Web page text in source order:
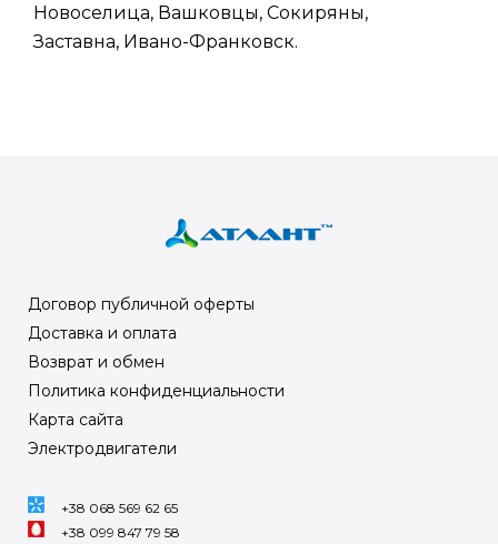
Новоселица, Вашковцы, Сокиряны,
Заставна, Ивано-Франковск.
Договор публичной оферты
Доставка и оплата
Возврат и обмен
Политика конфиденциальности
Карта сайта
Электродвигатели
+38 068 569 62 65
+38 099 847 79 58